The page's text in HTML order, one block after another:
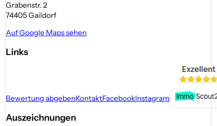
Grabenstr. 2
74405 Gaildorf
Auf Google Maps sehen
Links
Bewertung abgebenKontaktFacebookInstagram
Auszeichnungen